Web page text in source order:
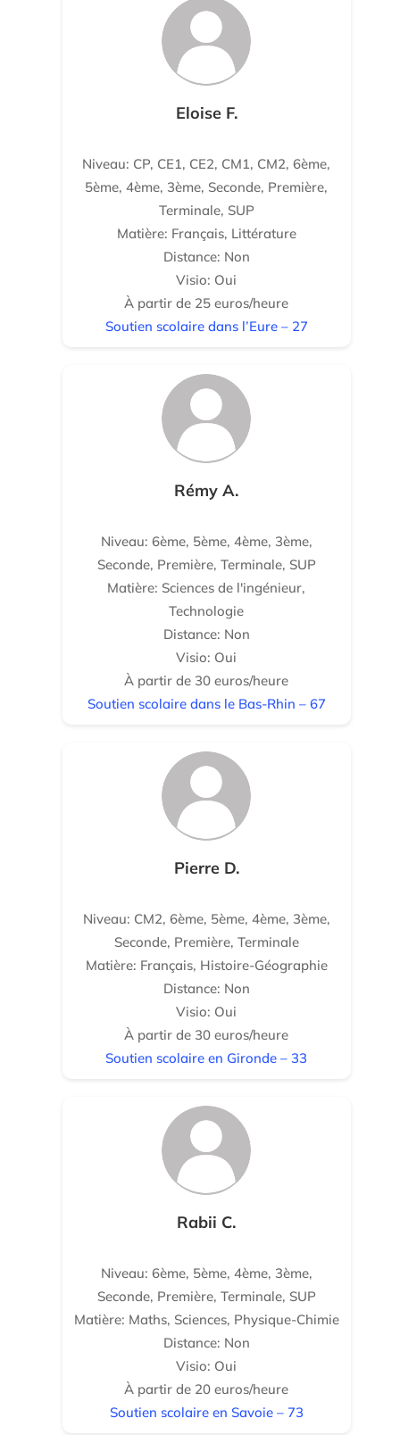
Eloise F.
Niveau: CP, CE1, CE2, CM1, CM2, 6ème,
5ème, 4ème, 3ème, Seconde, Première,
Terminale, SUP
Matière: Français, Littérature
Distance: Non
Visio: Oui
À partir de 25 euros/heure
Soutien scolaire dans l’Eure – 27
Rémy A.
Niveau: 6ème, 5ème, 4ème, 3ème,
Seconde, Première, Terminale, SUP
Matière: Sciences de l'ingénieur,
Technologie
Distance: Non
Visio: Oui
À partir de 30 euros/heure
Soutien scolaire dans le Bas-Rhin – 67
Pierre D.
Niveau: CM2, 6ème, 5ème, 4ème, 3ème,
Seconde, Première, Terminale
Matière: Français, Histoire-Géographie
Distance: Non
Visio: Oui
À partir de 30 euros/heure
Soutien scolaire en Gironde – 33
Rabii C.
Niveau: 6ème, 5ème, 4ème, 3ème,
Seconde, Première, Terminale, SUP
Matière: Maths, Sciences, Physique-Chimie
Distance: Non
Visio: Oui
À partir de 20 euros/heure
Soutien scolaire en Savoie – 73